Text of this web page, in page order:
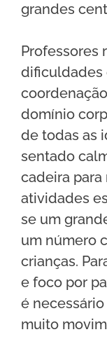
grandes
Professores
dificuldades
domínio
de todas as
sentado
cadeira para
atividades
se um
um número
crianças.
e foco por
é
muito